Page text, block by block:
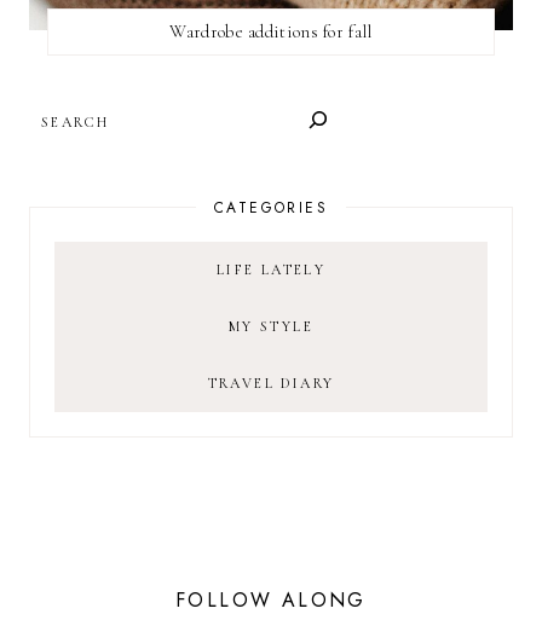
Wardrobe additions for fall
CATEGORIES
LIFE LATELY
MY STYLE
TRAVEL DIARY
FOLLOW ALONG